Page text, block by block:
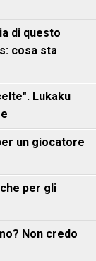
di questo
cosa sta
Lukaku
un giocatore
per gli
Non credo